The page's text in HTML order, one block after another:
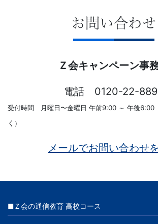
お問い合わせ
Ｚ会キャンペーン事
電話 0120-22-
受付時間 月曜日〜金曜日 午前9:00 ～ 午後6:00
く）
メールでお問い合わせ
■Ｚ会の通信教育 高校コース